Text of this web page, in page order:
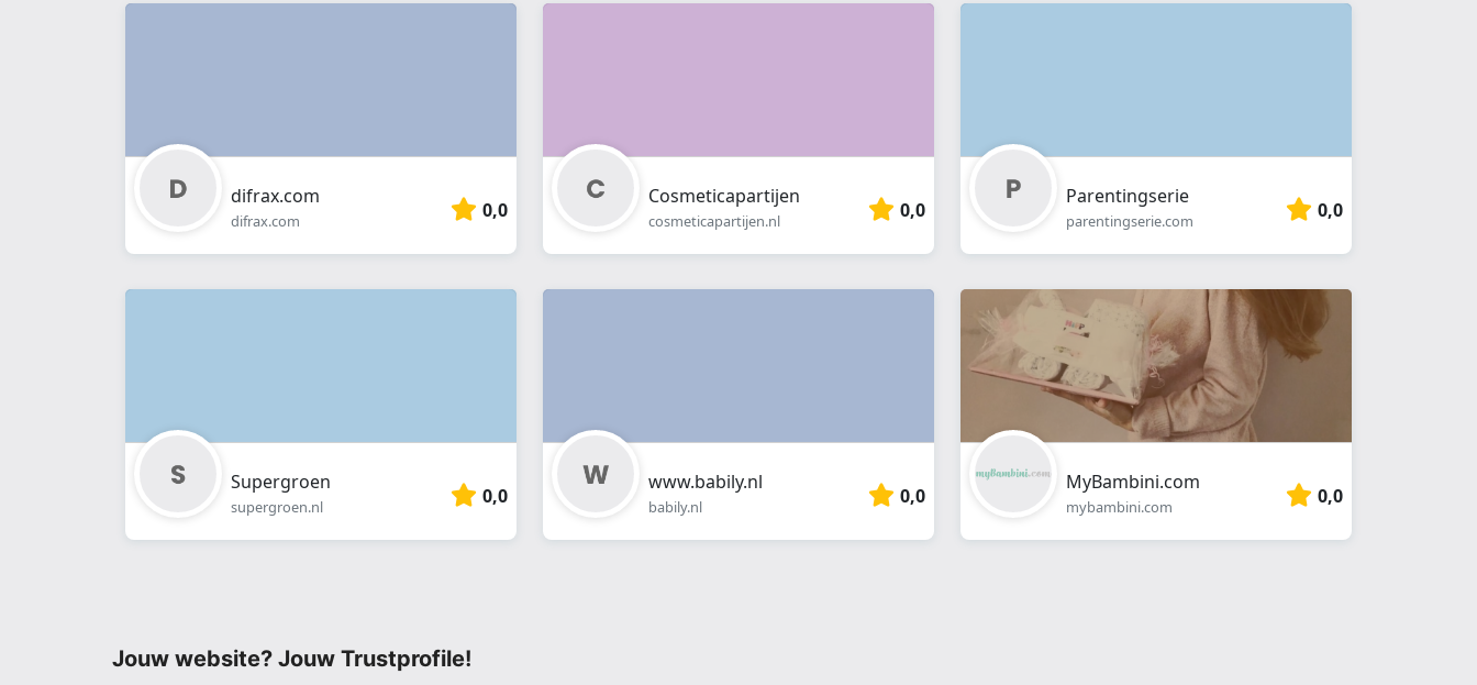
difrax.com
difrax.com 0,0
Cosmeticapartijen
cosmeticapartijen.nl 0,0
Parentingserie
parentingserie.com 0,0
Supergroen
supergroen.nl 0,0
www.babily.nl
babily.nl 0,0
MyBambini.com
mybambini.com 0,0
Jouw website? Jouw Trustprofile!